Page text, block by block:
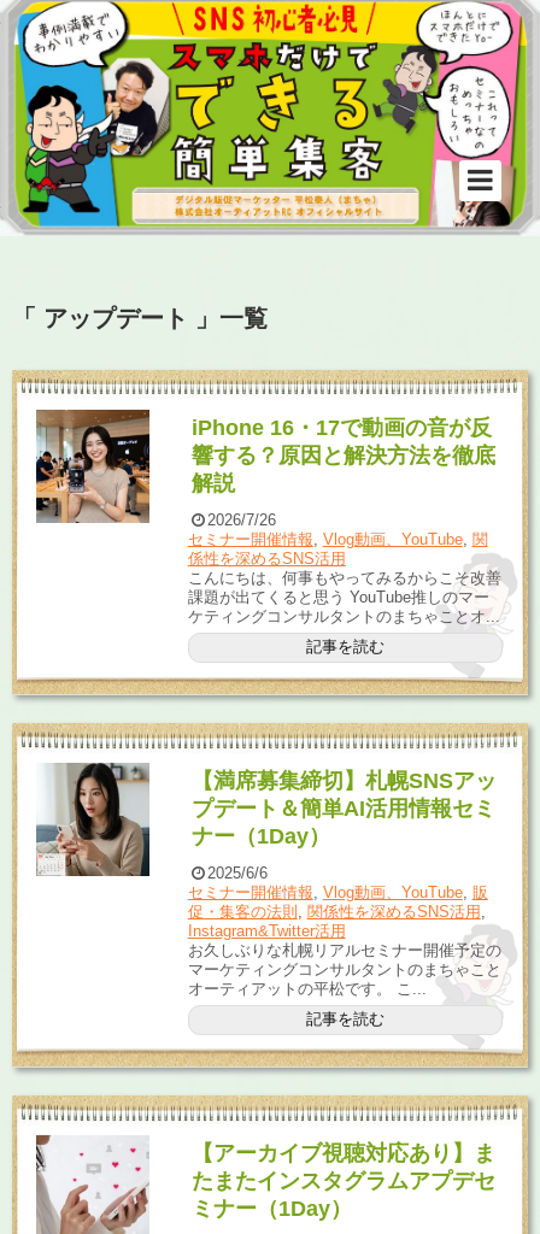
「 アップデート 」一覧
iPhone 16・17で動画の音が反
響する？原因と解決方法を徹底
解説
2026/7/26
セミナー開催情報, Vlog動画、YouTube, 関
係性を深めるSNS活用
こんにちは、何事もやってみるからこそ改善
課題が出てくると思う YouTube推しのマー
ケティングコンサルタントのまちゃことオ...
記事を読む
【満席募集締切】札幌SNSアッ
プデート＆簡単AI活用情報セミ
ナー（1Day）
2025/6/6
セミナー開催情報 Vlog動画、YouTube, 販
促・集客の法則
関係性を深めるSNS活用
Instagram&Twitter活用
お久しぶりな札幌リアルセミナー開催予定の
マーケティングコンサルタントのまちゃこと
オーティアットの平松です。 こ...
記事を読む
【アーカイブ視聴対応あり】ま
たまたインスタグラムアプデセ
ミナー（1Day）